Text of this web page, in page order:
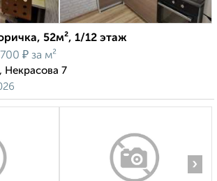
52м², 1/12 этаж
₽ за м²
Некрасова 7
›